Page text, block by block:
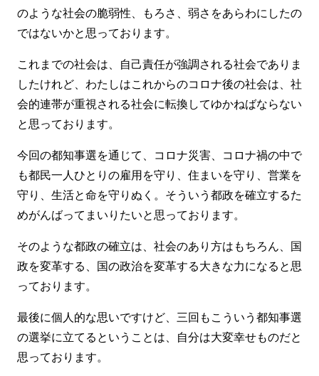
のような社会の脆弱性、もろさ、弱さをあらわにしたの
ではないかと思っております。
これまでの社会は、自己責任が強調される社会でありま
したけれど、わたしはこれからのコロナ後の社会は、社
会的連帯が重視される社会に転換してゆかねばならない
と思っております。
今回の都知事選を通じて、コロナ災害、コロナ禍の中で
も都民一人ひとりの雇用を守り、住まいを守り、営業を
守り、生活と命を守りぬく。そういう都政を確立するた
めがんばってまいりたいと思っております。
そのような都政の確立は、社会のあり方はもちろん、国
政を変革する、国の政治を変革する大きな力になると思
っております。
最後に個人的な思いですけど、三回もこういう都知事選
の選挙に立てるということは、自分は大変幸せものだと
思っております。